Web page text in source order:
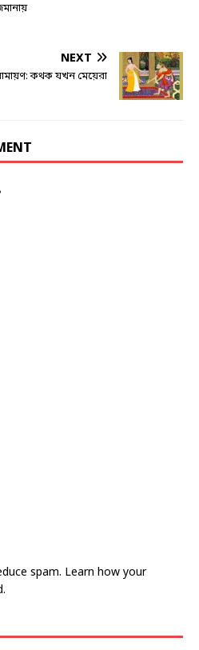
NEXT
কথক যখন মেয়েরা
spam. Learn how your